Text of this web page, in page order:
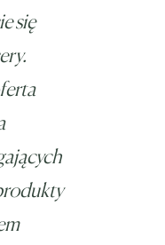
się